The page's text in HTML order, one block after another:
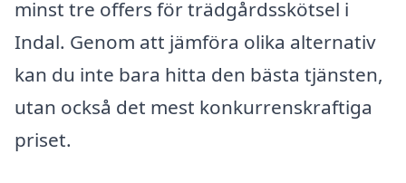
minst tre offers för trädgårdsskötsel i
Indal. Genom att jämföra olika alternativ
kan du inte bara hitta den bästa tjänsten,
utan också det mest konkurrenskraftiga
priset.